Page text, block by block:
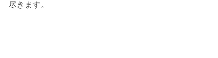
尽きます。